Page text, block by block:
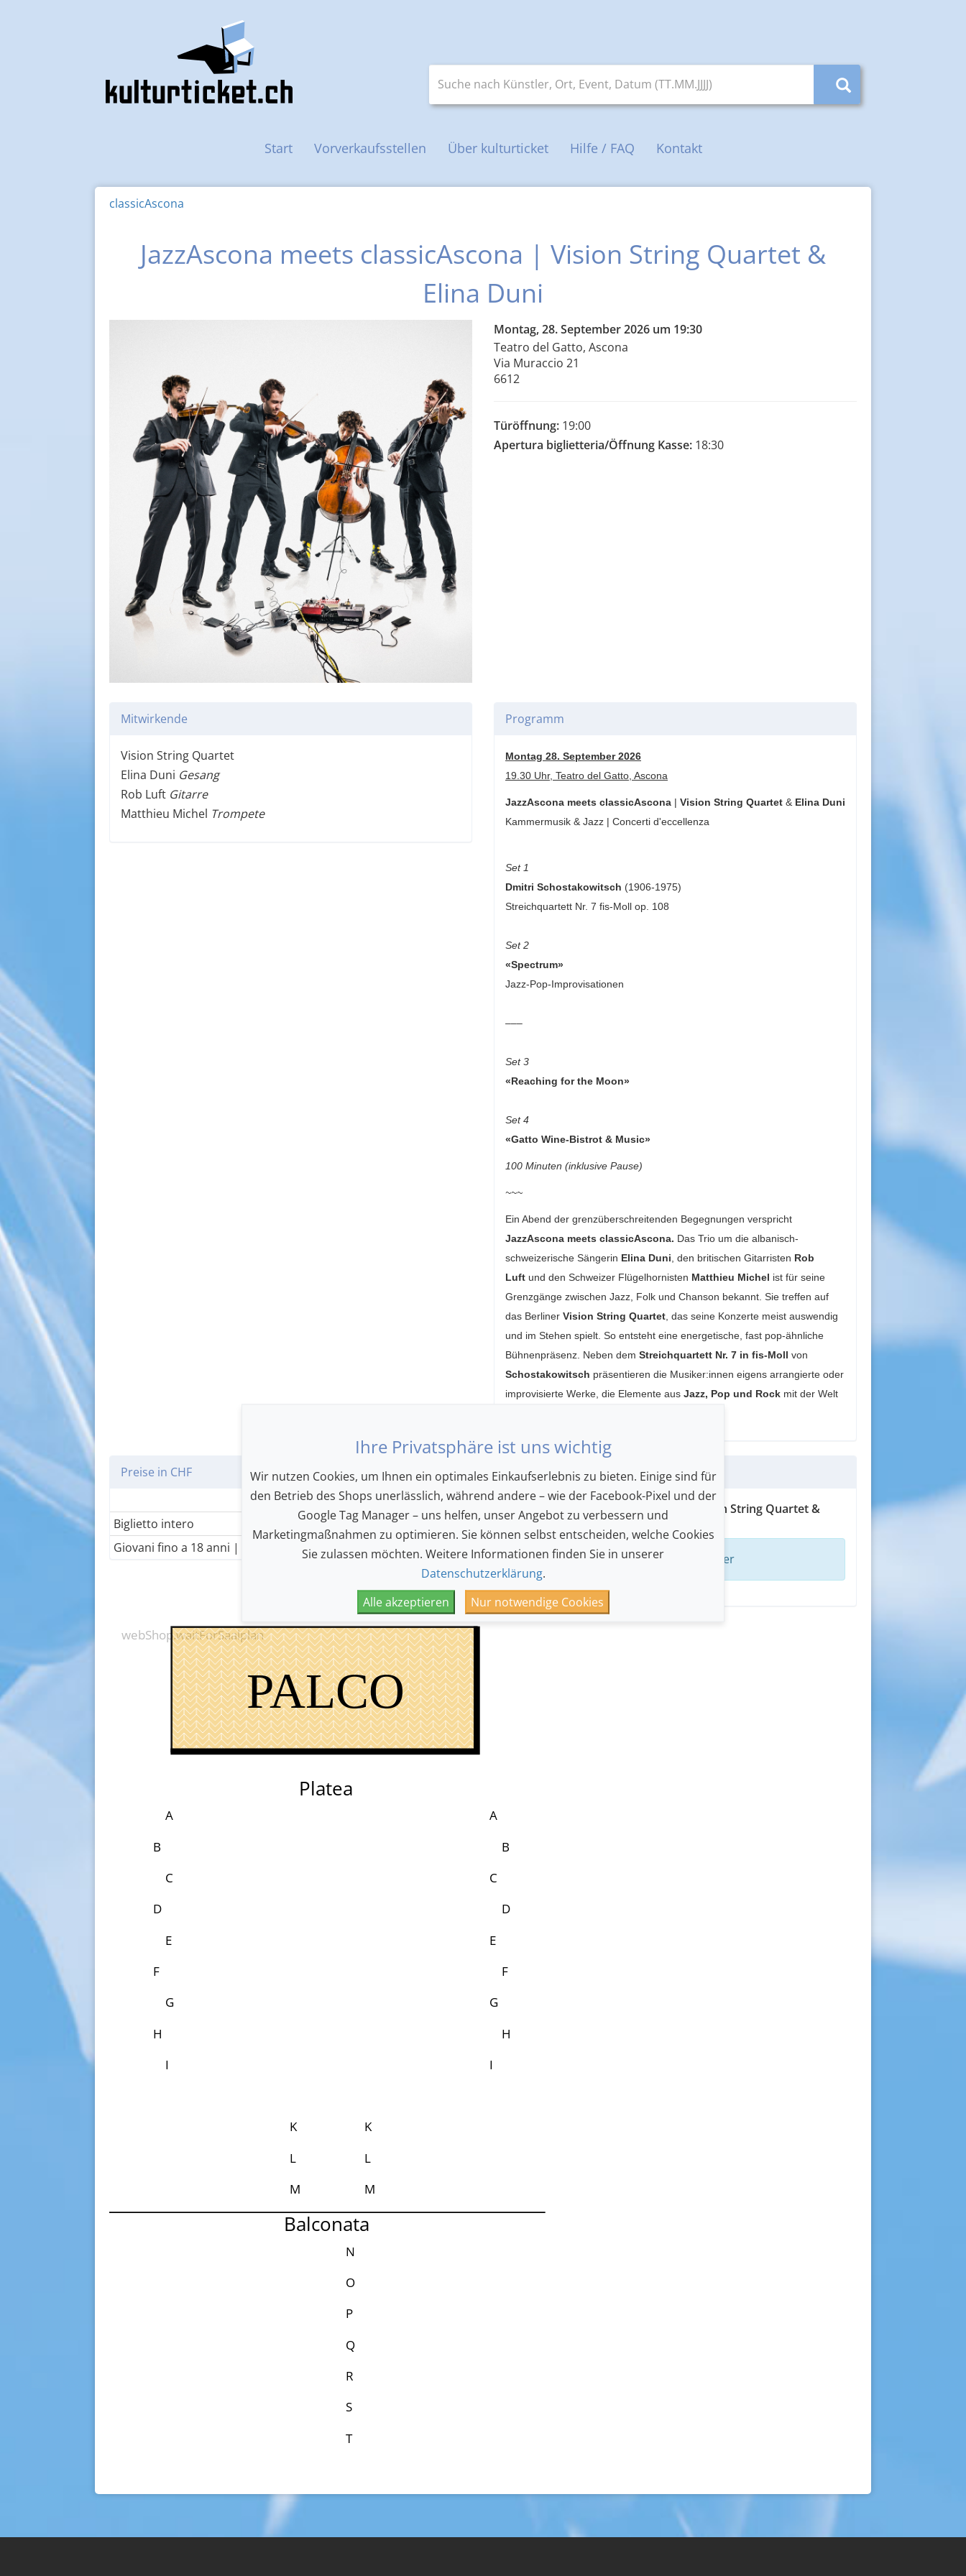
Haupt-Navigation
Start Vorverkaufsstellen Über kulturticket Hilfe / FAQ Kontakt
classicAscona
JazzAscona meets classicAscona | Vision String Quartet &
Elina Duni
Montag, 28. September 2026 um 19:30
Teatro del Gatto, Ascona
Via Muraccio 21
6612
Türöffnung: 19:00
Apertura biglietteria/Öffnung Kasse: 18:30
Mitwirkende
Vision String Quartet
Elina Duni Gesang
Rob Luft Gitarre
Matthieu Michel Trompete
Programm
Montag 28. September 2026
​​​​​​​19.30 Uhr, Teatro del Gatto, Ascona
JazzAscona meets classicAscona | Vision String Quartet & Elina Duni
Kammermusik & Jazz | Concerti d'eccellenza
Set 1
Dmitri Schostakowitsch (1906-1975)
Streichquartett Nr. 7 fis-Moll op. 108
Set 2
«Spectrum»
Jazz-Pop-Improvisationen
–––
Set 3
«Reaching for the Moon»
Set 4
«Gatto Wine-Bistrot & Music»
100 Minuten (inklusive Pause)
~~~
Ein Abend der grenzüberschreitenden Begegnungen verspricht
JazzAscona meets classicAscona. Das Trio um die albanisch-
schweizerische Sängerin Elina Duni , den britischen Gitarristen Rob
Luft und den Schweizer Flügelhornisten Matthieu Michel ist für seine
Grenzgänge zwischen Jazz, Folk und Chanson bekannt. Sie treffen auf
das Berliner Vision String Quartet , das seine Konzerte meist auswendig
und im Stehen spielt. So entsteht eine energetische, fast pop-ähnliche
Bühnenpräsenz. Neben dem Streichquartett Nr. 7 in fis-Moll von
Schostakowitsch präsentieren die Musiker:innen eigens arrangierte oder
improvisierte Werke, die Elemente aus Jazz, Pop und Rock mit der Welt
Preise in CHF
Cat. unica
Biglietto intero
45.00
Giovani fino a 18 anni | Studenti
22.50
Warenkorb
JazzAscona meets classicAscona | Vision String Quartet &
Elina Duni
Ihr Warenkorb ist leer
webShop.waitForSaalplan
PALCO
Platea
Balconata
A
B
C
D
E
F
G
H
I
K
L
M
N
O
P
Q
R
S
T
A
B
C
D
E
F
G
H
I
K
L
M
Ihre Privatsphäre ist uns wichtig
Wir nutzen Cookies, um Ihnen ein optimales Einkaufserlebnis zu bieten. Einige sind für
den Betrieb des Shops unerlässlich, während andere – wie der Facebook-Pixel und der
Google Tag Manager – uns helfen, unser Angebot zu verbessern und
Marketingmaßnahmen zu optimieren. Sie können selbst entscheiden, welche Cookies
Sie zulassen möchten. Weitere Informationen finden Sie in unserer
Datenschutzerklärung.
Alle akzeptieren
Nur notwendige Cookies